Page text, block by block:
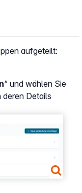
aufgeteilt:
“ und wählen Sie
deren Details